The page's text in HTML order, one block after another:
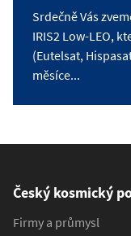
Srdečně Vás
IRIS2 Low-LEO,
(Eutelsat,
měsíce...
Český kosmický
Firmy a průmysl